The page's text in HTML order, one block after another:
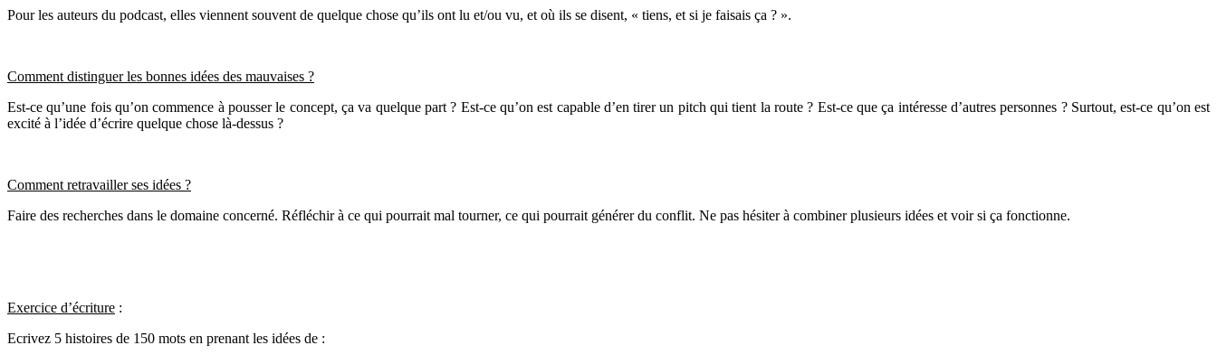
Pour les auteurs du podcast, elles viennent souvent de quelque chose qu’ils ont lu et/ou vu, et où ils se disent, « tiens, et si je faisais ça ? ».
Comment distinguer les bonnes idées des mauvaises ?
Est-ce qu’une fois qu’on commence à pousser le concept, ça va quelque part ? Est-ce qu’on est capable d’en tirer un pitch qui tient la route ? Est-ce que ça intéresse d’autres personnes ? Surtout, est-ce qu’on est
excité à l’idée d’écrire quelque chose là-dessus ?
Comment retravailler ses idées ?
Faire des recherches dans le domaine concerné. Réfléchir à ce qui pourrait mal tourner, ce qui pourrait générer du conflit. Ne pas hésiter à combiner plusieurs idées et voir si ça fonctionne.
Exercice d’écriture :
Ecrivez 5 histoires de 150 mots en prenant les idées de :